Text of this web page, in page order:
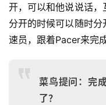
开，可以和他说说话
分开的时候可以随时
速员，跟着Pacer来完
菜鸟提问：完
了？